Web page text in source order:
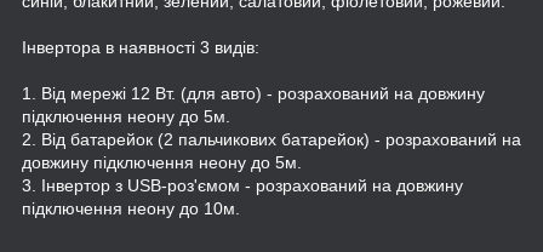
Інвертора в наявності 3 видів:
1. Від мережі 12 Вт. (для авто) - розрахований на довжину
підключення неону до 5м.
2. Від батарейок (2 пальчикових батарейок) - розрахований на
довжину підключення неону до 5м.
3. Інвертор з USB-роз'ємом - розрахований на довжину
підключення неону до 10м.